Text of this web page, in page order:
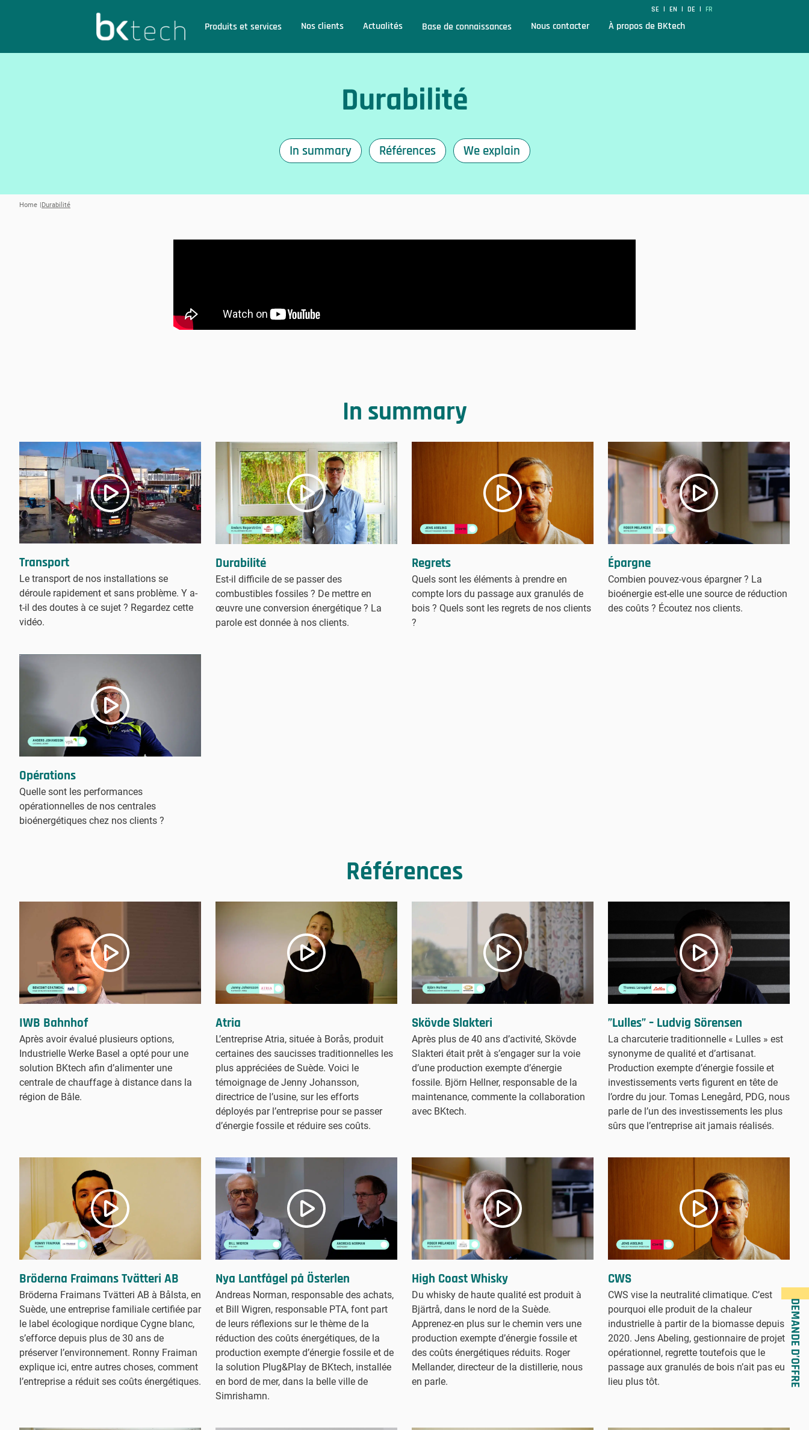
DEMANDE D’OFFRE
Produits et services Nos clients Actualités Base de connaissances Nous contacter À propos de BKtech
SE | EN | DE | FR
Durabilité
In summary Références We explain
Home Durabilité
In summary
Transport
Le transport de nos installations se
déroule rapidement et sans problème. Y a-
t-il des doutes à ce sujet ? Regardez cette
vidéo.
Durabilité
Est-il difficile de se passer des
combustibles fossiles ? De mettre en
œuvre une conversion énergétique ? La
parole est donnée à nos clients.
Regrets
Quels sont les éléments à prendre en
compte lors du passage aux granulés de
bois ? Quels sont les regrets de nos clients
?
Épargne
Combien pouvez-vous épargner ? La
bioénergie est-elle une source de réduction
des coûts ? Écoutez nos clients.
Opérations
Quelle sont les performances
opérationnelles de nos centrales
bioénergétiques chez nos clients ?
Références
IWB Bahnhof
Après avoir évalué plusieurs options,
Industrielle Werke Basel a opté pour une
solution BKtech afin d’alimenter une
centrale de chauffage à distance dans la
région de Bâle.
Atria
L’entreprise Atria, située à Borås, produit
certaines des saucisses traditionnelles les
plus appréciées de Suède. Voici le
témoignage de Jenny Johansson,
directrice de l’usine, sur les efforts
déployés par l’entreprise pour se passer
d’énergie fossile et réduire ses coûts.
Skövde Slakteri
Après plus de 40 ans d’activité, Skövde
Slakteri était prêt à s’engager sur la voie
d’une production exempte d’énergie
fossile. Björn Hellner, responsable de la
maintenance, commente la collaboration
avec BKtech.
”Lulles” – Ludvig Sörensen
La charcuterie traditionnelle « Lulles » est
synonyme de qualité et d’artisanat.
Production exempte d’énergie fossile et
investissements verts figurent en tête de
l’ordre du jour. Tomas Lenegård, PDG, nous
parle de l’un des investissements les plus
sûrs que l’entreprise ait jamais réalisés.
Bröderna Fraimans Tvätteri AB
Bröderna Fraimans Tvätteri AB à Bålsta, en
Suède, une entreprise familiale certifiée par
le label écologique nordique Cygne blanc,
s’efforce depuis plus de 30 ans de
préserver l’environnement. Ronny Fraiman
explique ici, entre autres choses, comment
l’entreprise a réduit ses coûts énergétiques.
Nya Lantfågel på Österlen
Andreas Norman, responsable des achats,
et Bill Wigren, responsable PTA, font part
de leurs réflexions sur le thème de la
réduction des coûts énergétiques, de la
production exempte d’énergie fossile et de
la solution Plug&Play de BKtech, installée
en bord de mer, dans la belle ville de
Simrishamn.
High Coast Whisky
Du whisky de haute qualité est produit à
Bjärtrå, dans le nord de la Suède.
Apprenez-en plus sur le chemin vers une
production exempte d’énergie fossile et
des coûts énergétiques réduits. Roger
Mellander, directeur de la distillerie, nous
en parle.
CWS
CWS vise la neutralité climatique. C’est
pourquoi elle produit de la chaleur
industrielle à partir de la biomasse depuis
2020. Jens Abeling, gestionnaire de projet
opérationnel, regrette toutefois que le
passage aux granulés de bois n’ait pas eu
lieu plus tôt.